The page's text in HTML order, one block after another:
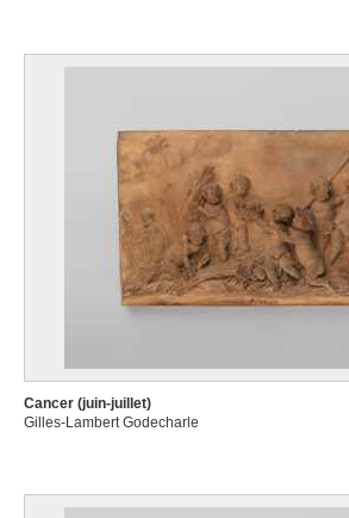
Cancer (juin-juillet)
Gilles-Lambert Godecharle